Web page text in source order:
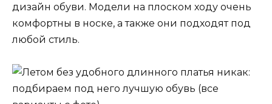
дизайн обуви. Модели на плоском ходу очень
комфортны в носке, а также они подходят под
любой стиль.